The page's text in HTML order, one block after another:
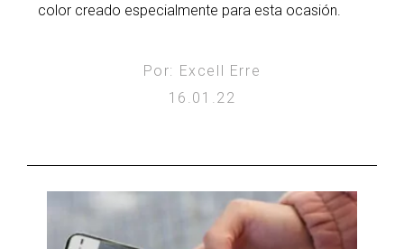
color creado especialmente para esta ocasión.
Por: Excell Erre
16.01.22